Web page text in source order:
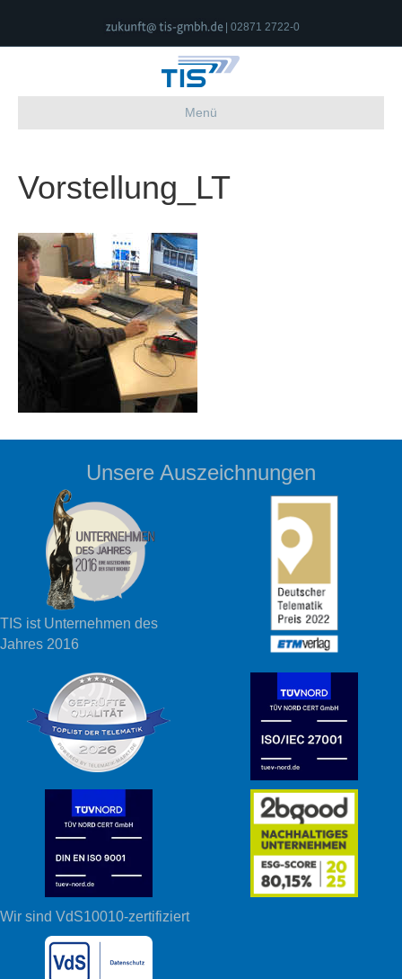
| 02871 2722-0
Menü
Vorstellung_LT
Unsere Auszeichnungen
TIS ist Unternehmen des
Jahres 2016
Wir sind VdS10010-zertifiziert